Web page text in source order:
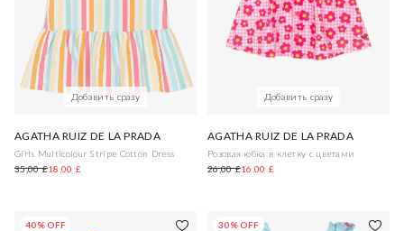
Добавить сразу
AGATHA RUIZ DE LA PRADA
Girls Multicolour Stripe Cotton Dress
35,00 £18,00 £
Добавить сразу
AGATHA RUIZ DE LA PRADA
Розовая юбка в клетку с цветами
26,00 £16,00 £
40% OFF 30% OFF